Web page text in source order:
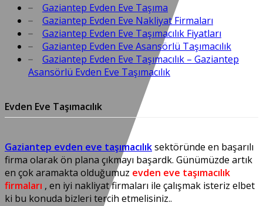
Gaziantep Evden Eve Taşıma
Gaziantep Evden Eve Nakliyat Firmaları
Gaziantep Evden Eve Taşımacılık Fiyatları
Gaziantep Evden Eve Asansörlü Taşımacılık
Gaziantep Evden Eve Taşımacılık – Gaziantep
Asansörlü Evden Eve Taşımacılık
Evden Eve Taşımacılık
Gaziantep evden eve taşımacılıksektöründe en başarılı
firma olarak ön plana çıkmayı başardk. Günümüzde artık
en çok aramakta olduğumuz evden eve taşımacılık
firmaları , en iyi nakliyat firmaları ile çalışmak isteriz elbet
ki bu konuda bizleri tercih etmelisiniz..